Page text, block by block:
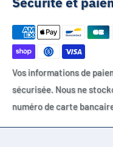
Vos informations de
sécurisée. Nous ne
numéro de carte